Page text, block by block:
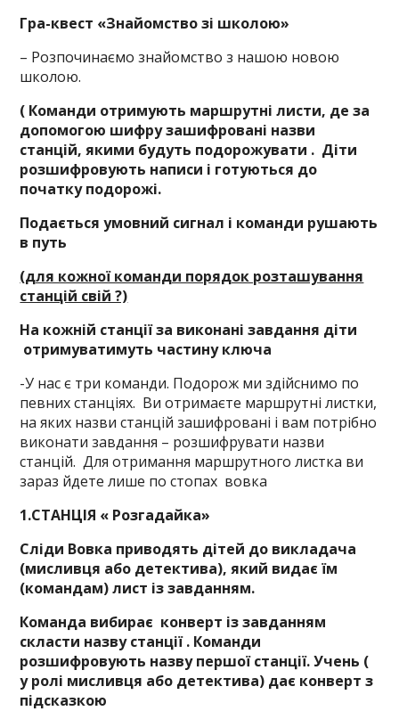
Гра-квест «Знайомство зі школою»
– Розпочинаємо знайомство з нашою новою
школою.
( Команди отримують маршрутні листи, де за
допомогою шифру зашифровані назви
станцій, якими будуть подорожувати . Діти
розшифровують написи і готуються до
початку подорожі.
Подається умовний сигнал і команди рушають
в путь
(для кожної команди порядок розташування
станцій свій ?)
На кожній станціїза виконані завдання діти
отримуватимуть частину ключа
-У нас є три команди. Подорож ми здійснимо по
певних станціях. Ви отримаєте маршрутні листки,
на яких назви станцій зашифровані і вам потрібно
виконати завдання – розшифрувати назви
станцій. Для отримання маршрутного листка ви
зараз йдете лише по стопах вовка
1.СТАНЦІЯ « Розгадайка»
Сліди Вовка приводять дітей до викладача
(мисливця або детектива), який видає їм
(командам) лист із завданням.
Команда вибирає конверт із завданням
скласти назву станції . Команди
розшифровують назву першої станції. Учень (
у ролі мисливця або детектива) дає конверт з
підсказкою